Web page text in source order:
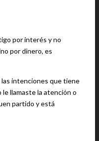
por interés y no
por dinero, es
las intenciones que tiene
llamaste la atención o
partido y está